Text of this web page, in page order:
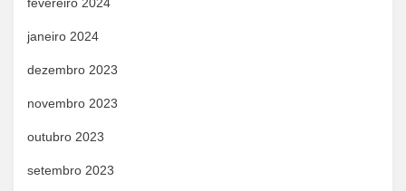
janeiro 2024
dezembro 2023
novembro 2023
outubro 2023
setembro 2023